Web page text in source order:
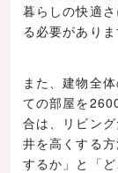
暮らしの快適
る必要がありま
また、建物全
ての部屋を
合は、リビン
井を高くする
するか」と「